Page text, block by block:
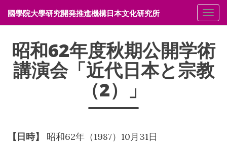
メ
國學院大學研究開発推進機構日本文化研究所
昭和62年度秋期公開学術
講演会「近代日本と宗教
（2）」
【日時】 昭和62年（1987）10月31日